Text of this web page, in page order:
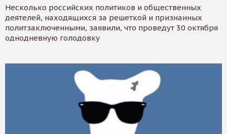
Несколько российских политиков и общественных
деятелей, находящихся за решеткой и признанных
политзаключенными, заявили, что проведут 30 октября
однодневную голодовку